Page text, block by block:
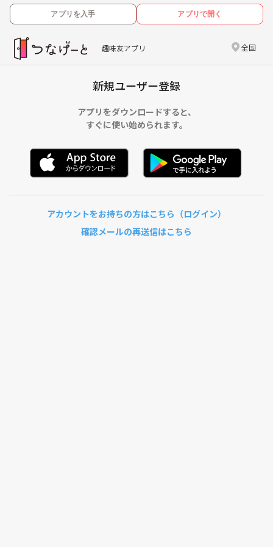
アプリを入手 アプリで開く
趣味友アプリ 全国
新規ユーザー登録
アプリをダウンロードすると、
すぐに使い始められます。
アカウントをお持ちの方はこちら（ログイン）
確認メールの再送信はこちら